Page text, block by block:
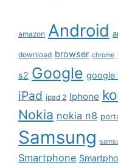
amazon Android
download browser chrome
s2 Google google
iPad ipad 2 Iphone
Nokia nokia n8
Samsung
Smartphone